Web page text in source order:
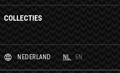
COLLECTIES
NEDERLAND NL EN